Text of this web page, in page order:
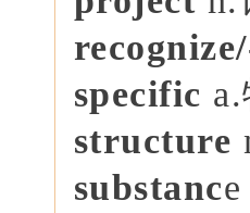
specific
structure
substanc